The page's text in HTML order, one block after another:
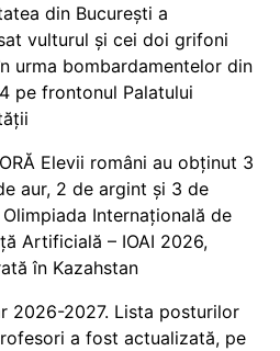
din București a
vulturul și cei doi grifoni
urma bombardamentelor din
pe frontonul Palatului
Elevii români au obținut 3
aur, 2 de argint și 3 de
Internațională de
Artificială – IOAI 2026,
în Kazahstan
2026-2027. Lista posturilor
a fost actualizată, pe